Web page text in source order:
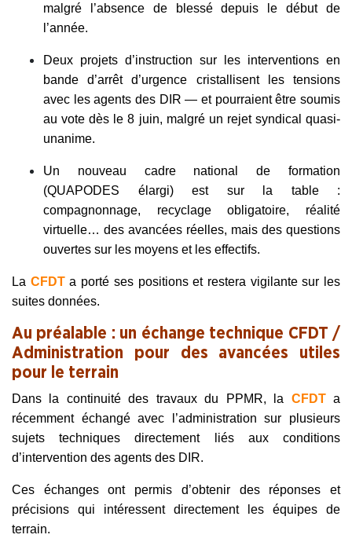
malgré l’absence de blessé depuis le début de
l’année.
Deux projets d’instruction sur les interventions en
bande d’arrêt d’urgence cristallisent les tensions
avec les agents des DIR — et pourraient être soumis
au vote dès le 8 juin, malgré un rejet syndical quasi-
unanime.
Un nouveau cadre national de formation
(QUAPODES élargi) est sur la table :
compagnonnage, recyclage obligatoire, réalité
virtuelle… des avancées réelles, mais des questions
ouvertes sur les moyens et les effectifs.
La CFDTa porté ses positions et restera vigilante sur les
suites données.
Au préalable : un échange technique CFDT /
Administration pour des avancées utiles
pour le terrain
Dans la continuité des travaux du PPMR, la CFDTa
récemment échangé avec l’administration sur plusieurs
sujets techniques directement liés aux conditions
d’intervention des agents des DIR.
Ces échanges ont permis d’obtenir des réponses et
précisions qui intéressent directement les équipes de
terrain.